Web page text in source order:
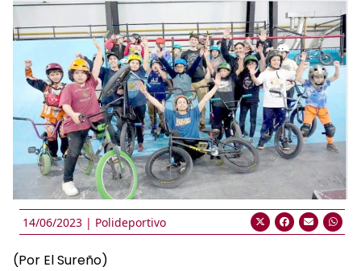
14/06/2023 | Polideportivo
(Por El Sureño)